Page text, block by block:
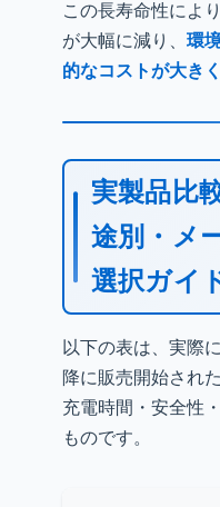
この長寿命性によ
が大幅に減り、 環
的なコストが大き
実製品比
途別・メ
選択ガイ
以下の表は、実際
降に販売開始され
充電時間・安全性
ものです。